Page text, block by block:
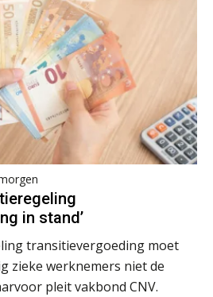
in stand’
transitievergoeding moet
zieke werknemers niet de
pleit vakbond CNV.
Verbeek Praehep
Verbeek Praehep
PDL
Verbeek Praehep
VPS
Praehep
Summercourse Update loonheffingen en arbeidsrecht